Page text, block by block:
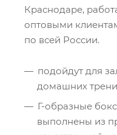
Краснодаре,
оптовыми
по всей России.
подойдут для
домашних
Г-образные
выполнены из